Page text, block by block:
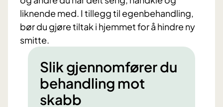
liknende med. I tillegg til egenbehandling,
bør du gjøre tiltak i hjemmet for å hindre ny
smitte.
Slik gjennomfører du
behandling mot
skabb